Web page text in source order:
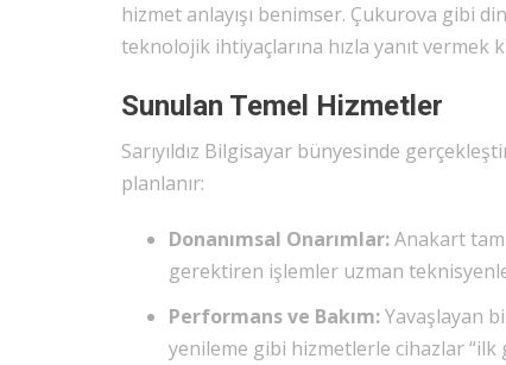
hizmet anlayışı benimser. Çukurova gibi
teknolojik ihtiyaçlarına hızla yanıt
Sunulan Temel Hizmetler
Sarıyıldız Bilgisayar bünyesinde
planlanır:
Donanımsal Onarımlar:Anakart
gerektiren işlemler uzman
Performans ve Bakım:Yavaşlayan
yenileme gibi hizmetlerle cihazlar “ilk